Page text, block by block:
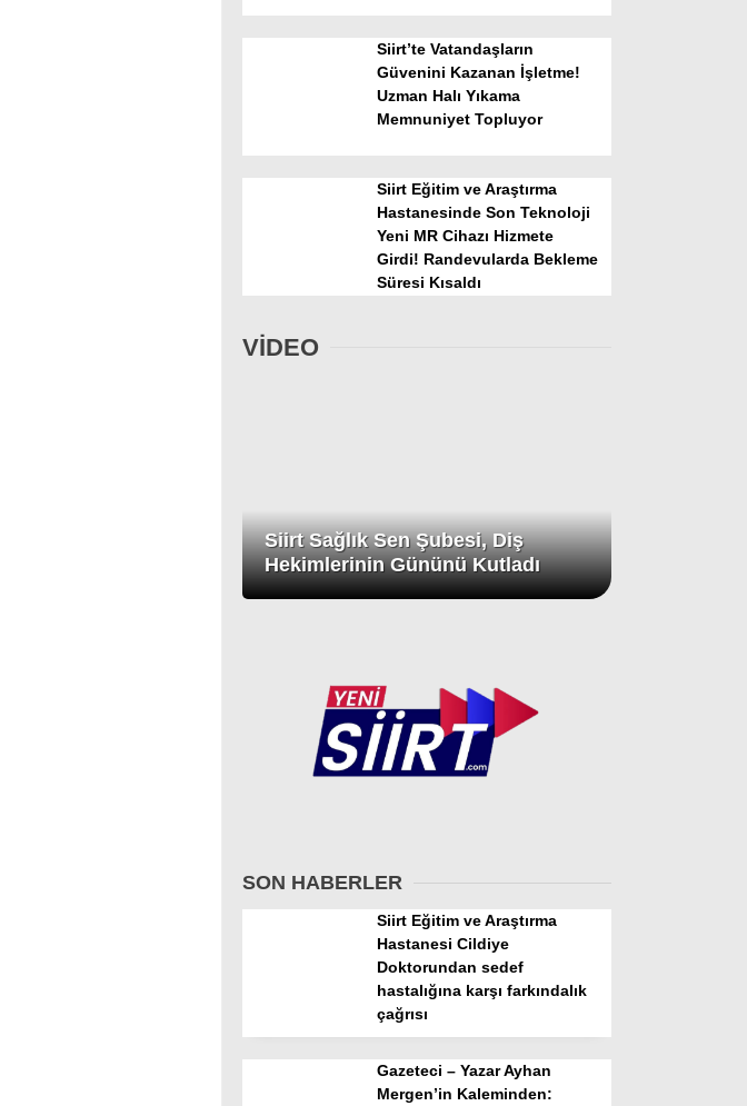
Siirt’te Vatandaşların
Güvenini Kazanan İşletme!
Uzman Halı Yıkama
Memnuniyet Topluyor
Siirt Eğitim ve Araştırma
Hastanesinde Son Teknoloji
Yeni MR Cihazı Hizmete
Girdi! Randevularda Bekleme
Süresi Kısaldı
VİDEO
Siirt Sağlık Sen Şubesi, Diş
Hekimlerinin Gününü Kutladı
SON HABERLER
Siirt Eğitim ve Araştırma
Hastanesi Cildiye
Doktorundan sedef
hastalığına karşı farkındalık
çağrısı
Gazeteci – Yazar Ayhan
Mergen’in Kaleminden: